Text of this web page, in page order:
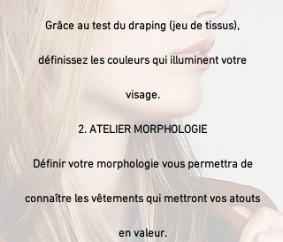
Grâce au test du draping (jeu de tissus),
définissez les couleurs qui illuminent votre
visage.
​2.ATELIER MORPHOLOGIE
Définir votre morphologie vous permettra de
connaître les vêtements qui mettront vos atouts
en valeur.